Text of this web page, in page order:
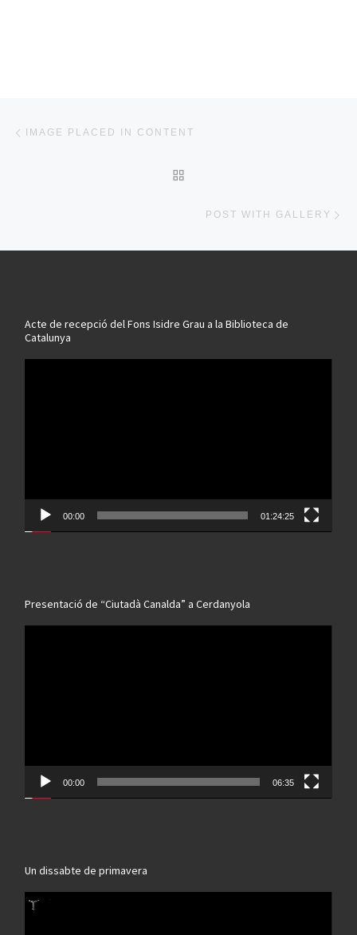
IMAGE PLACED IN CONTENT
POST WITH GALLERY
Acte de recepció del Fons Isidre Grau a la Biblioteca de
Catalunya
00:00 01:24:25
Presentació de “Ciutadà Canalda” a Cerdanyola
00:00 06:35
Un dissabte de primavera
Reproductor
de